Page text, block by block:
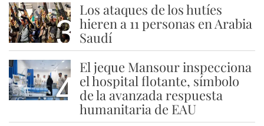
3
Los ataques de los hutíes
hieren a 11 personas en Arabia
Saudí
4
El jeque Mansour inspecciona
el hospital flotante, símbolo
de la avanzada respuesta
humanitaria de EAU